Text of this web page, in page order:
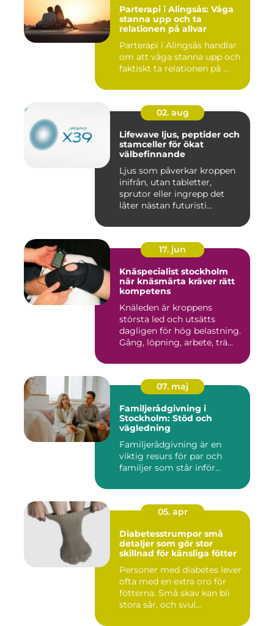
Parterapi i Alingsås: Våga
stanna upp och ta
relationen på allvar
Parterapi i Alingsås handlar
om att våga stanna upp och
faktiskt ta relationen på ...
02. aug
Lifewave ljus, peptider och
stamceller för ökat
välbefinnande
Ljus som påverkar kroppen
inifrån, utan tabletter,
sprutor eller ingrepp det
låter nästan futuristi...
17. jun
Knäspecialist stockholm
när knäsmärta kräver rätt
kompetens
Knäleden är kroppens
största led och utsätts
dagligen för hög belastning.
Gång, löpning, arbete, trä...
07. maj
Familjerådgivning i
Stockholm: Stöd och
vägledning
Familjerådgivning är en
viktig resurs för par och
familjer som står inför...
05. apr
Diabetesstrumpor små
detaljer som gör stor
skillnad för känsliga fötter
Personer med diabetes lever
ofta med en extra oro för
fötterna. Små skav kan bli
stora sår, och svul...